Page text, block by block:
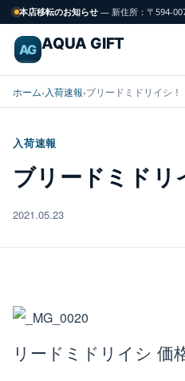
本店移転のお知らせ — 新住所：〒594-
AG AQUA GIFT
海
水
魚
FISH
飼育用品
水槽 TANK
ホーム› 入荷速報›ブリードミドリイシ
入荷速報
ブリードミドリ
2021.05.23
リードミドリイシ 価